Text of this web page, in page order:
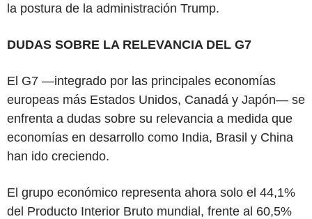
la postura de la administración Trump.
DUDAS SOBRE LA RELEVANCIA DEL G7
El G7 —integrado por las principales economías
europeas más Estados Unidos, Canadá y Japón— se
enfrenta a dudas sobre su relevancia a medida que
economías en desarrollo como India, Brasil y China
han ido creciendo.
El grupo económico representa ahora solo el 44,1%
del Producto Interior Bruto mundial, frente al 60,5%